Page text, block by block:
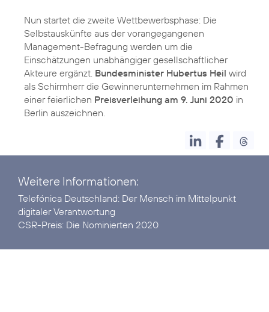
Nun startet die zweite Wettbewerbsphase: Die
Selbstauskünfte aus der vorangegangenen
Management-Befragung werden um die
Einschätzungen unabhängiger gesellschaftlicher
Akteure ergänzt. Bundesminister Hubertus Heil wird
als Schirmherr die Gewinnerunternehmen im Rahmen
einer feierlichen Preisverleihung am 9. Juni 2020 in
Berlin auszeichnen.
Weitere Informationen:
Telefónica Deutschland: Der Mensch im Mittelpunkt
digitaler Verantwortung
CSR-Preis: Die Nominierten 2020